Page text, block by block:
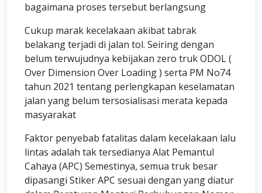
bagaimana proses tersebut berlangsung
Cukup marak kecelakaan akibat tabrak
belakang terjadi di jalan tol. Seiring dengan
belum terwujudnya kebijakan zero truk ODOL (
Over Dimension Over Loading ) serta PM No74
tahun 2021 tentang perlengkapan keselamatan
jalan yang belum tersosialisasi merata kepada
masyarakat
Faktor penyebab fatalitas dalam kecelakaan lalu
lintas adalah tak tersedianya Alat Pemantul
Cahaya (APC) Semestinya, semua truk besar
dipasangi Stiker APC sesuai dengan yang diatur